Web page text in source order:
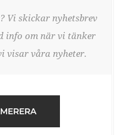
Vi skickar nyhetsbrev
info om när vi tänker
visar våra nyheter.